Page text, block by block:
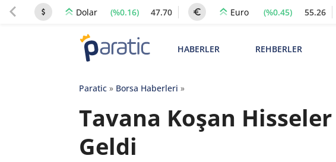
Dolar (%0.16) 47.70 Euro (%0.45) 55.26
HABERLER REHBERLER
Paratic» Borsa Haberleri »
Tavana Koşan
Geldi